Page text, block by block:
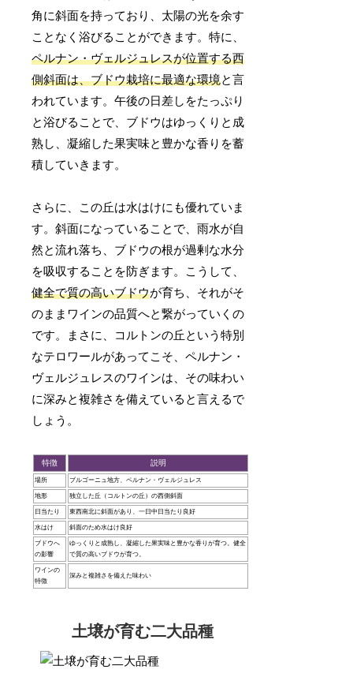
角に斜面を持っており、太陽の光を余す
ことなく浴びることができます。特に、
ペルナン・ヴェルジュレスが位置する西
側斜面は、ブドウ栽培に最適な環境と言
われています。午後の日差しをたっぷり
と浴びることで、ブドウはゆっくりと成
熟し、凝縮した果実味と豊かな香りを蓄
積していきます。
さらに、この丘は水はけにも優れていま
す。斜面になっていることで、雨水が自
然と流れ落ち、ブドウの根が過剰な水分
を吸収することを防ぎます。こうして、
健全で質の高いブドウが育ち、それがそ
のままワインの品質へと繋がっていくの
です。まさに、コルトンの丘という特別
なテロワールがあってこそ、ペルナン・
ヴェルジュレスのワインは、その味わい
に深みと複雑さを備えていると言えるで
しょう。
特徴 説明
場所 ブルゴーニュ地方、ペルナン・ヴェルジュレス
地形 独立した丘（コルトンの丘）の西側斜面
日当たり 東西南北に斜面があり、一日中日当たり良好
水はけ 斜面のため水はけ良好
ブドウへ
の影響
ゆっくりと成熟し、凝縮した果実味と豊かな香りが育つ。健全
で質の高いブドウが育つ。
ワインの
特徴
深みと複雑さを備えた味わい
土壌が育む二大品種